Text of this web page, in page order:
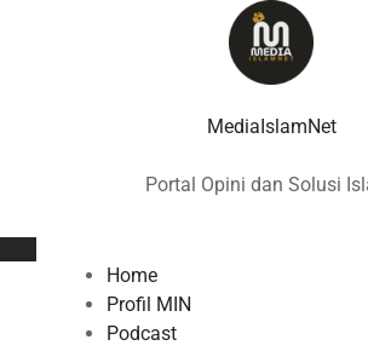
MediaIslamNet
Portal Opini dan Solusi
Home
Profil MIN
Podcast